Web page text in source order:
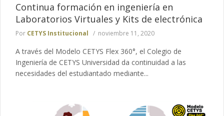
Continua formación en ingeniería en
Laboratorios Virtuales y Kits de electrónica
Por CETYS Institucional noviembre 11, 2020
A través del Modelo CETYS Flex 360°, el Colegio de
Ingeniería de CETYS Universidad da continuidad a las
necesidades del estudiantado mediante...